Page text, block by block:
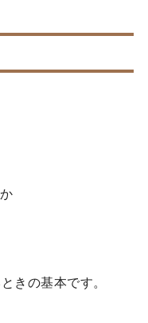
きの基本です。